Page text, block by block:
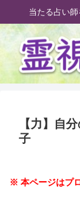
当たる占い師
【力】自
子
※ 本ページはプ